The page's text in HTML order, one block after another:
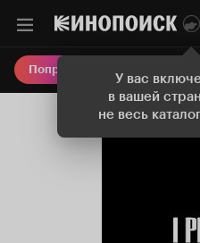
У вас
в вашей
не весь
Попробовать Плюс